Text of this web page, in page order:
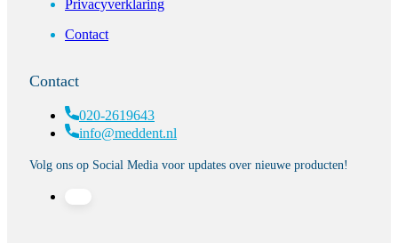
Privacyverklaring
Contact
Contact
020-2619643
info@meddent.nl
Volg ons op Social Media voor updates over nieuwe producten!